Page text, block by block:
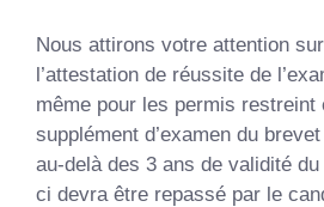
Nous attirons votre attention
l’attestation de réussite de
même pour les permis restreint
supplément d’examen du
au-delà des 3 ans de validité
ci devra être repassé par le